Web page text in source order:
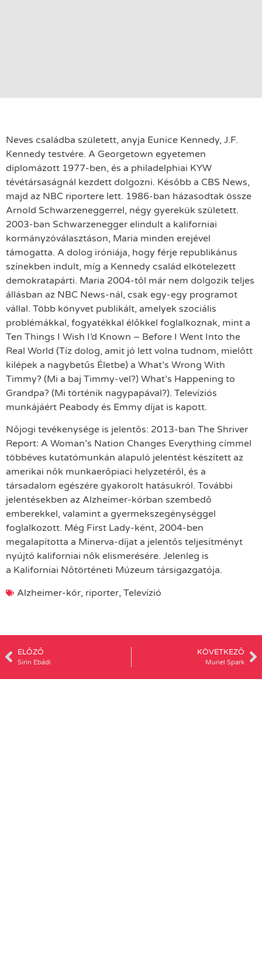
Neves családba született, anyja Eunice Kennedy, J.F.
Kennedy testvére. A Georgetown egyetemen
diplomázott 1977-ben, és a philadelphiai KYW
tévétársaságnál kezdett dolgozni. Később a CBS News,
majd az NBC riportere lett. 1986-ban házasodtak össze
Arnold Schwarzeneggerrel, négy gyerekük született.
2003-ban Schwarzenegger elindult a kaliforniai
kormányzóválasztáson, Maria minden erejével
támogatta. A dolog iróniája, hogy férje republikánus
színekben indult, míg a Kennedy család elkötelezett
demokratapárti. Maria 2004-től már nem dolgozik teljes
állásban az NBC News-nál, csak egy-egy programot
vállal. Több könyvet publikált, amelyek szociális
problémákkal, fogyatékkal élőkkel foglalkoznak, mint a
Ten Things I Wish I’d Known – Before I Went Into the
Real World (Tíz dolog, amit jó lett volna tudnom, mielőtt
kilépek a nagybetűs Életbe) a What’s Wrong With
Timmy? (Mi a baj Timmy-vel?) What’s Happening to
Grandpa? (Mi történik nagypapával?). Televíziós
munkájáért Peabody és Emmy díjat is kapott.
Nőjogi tevékenysége is jelentős: 2013-ban The Shriver
Report: A Woman’s Nation Changes Everything címmel
többéves kutatómunkán alapuló jelentést készített az
amerikai nők munkaerőpiaci helyzetéről, és a
társadalom egészére gyakorolt hatásukról. További
jelentésekben az Alzheimer-kórban szembedő
emberekkel, valamint a gyermekszegénységgel
foglalkozott. Még First Lady-ként, 2004-ben
megalapította a Minerva-díjat a jelentős teljesítményt
nyújtó kaliforniai nők elismerésére. Jelenleg is
a Kaliforniai Nőtörténeti Múzeum társigazgatója.
Alzheimer-kór, riporter, Televízió
ELŐZŐ
Sirin Ebádi
KÖVETKEZŐ
Muriel Spark